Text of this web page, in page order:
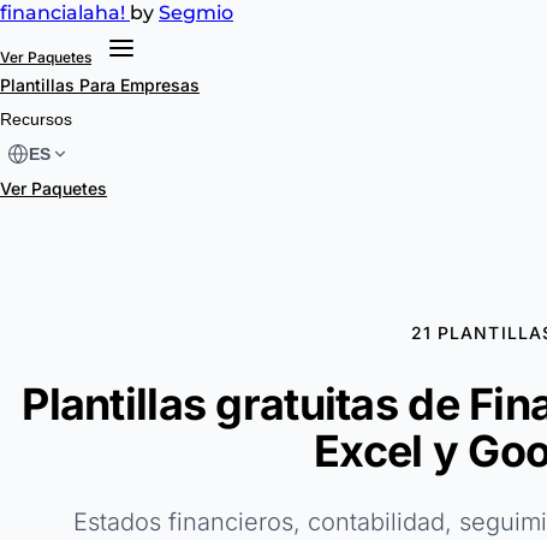
financialaha! by Segmio
Ver Paquetes
Plantillas Para Empresas
Recursos
ES
Ver Paquetes
21
Plantillas gratuitas de
Excel y
Estados financieros, contabilidad,